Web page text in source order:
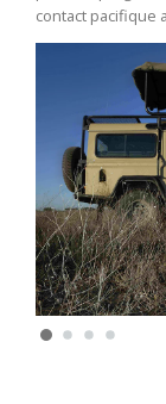
contact pacifique